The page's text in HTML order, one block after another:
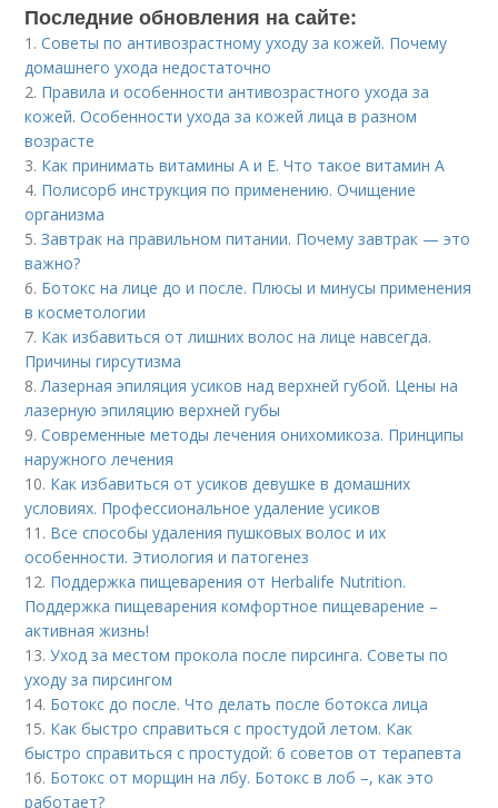
Последние обновления на сайте:
1.Советы по антивозрастному уходу за кожей. Почему
домашнего ухода недостаточно
2. Правила и особенности антивозрастного ухода за
кожей. Особенности ухода за кожей лица в разном
возрасте
3. Как принимать витамины А и Е. Что такое витамин А
4. Полисорб инструкция по применению. Очищение
организма
5.Завтрак на правильном питании. Почему завтрак — это
важно?
6. Ботокс на лице до и после. Плюсы и минусы применения
в косметологии
7. Как избавиться от лишних волос на лице навсегда.
Причины гирсутизма
8.Лазерная эпиляция усиков над верхней губой. Цены на
лазерную эпиляцию верхней губы
9.Современные методы лечения онихомикоза. Принципы
наружного лечения
10. Как избавиться от усиков девушке в домашних
условиях. Профессиональное удаление усиков
11. Все способы удаления пушковых волос и их
особенности. Этиология и патогенез
12. Поддержка пищеварения от Herbalife Nutrition.
Поддержка пищеварения комфортное пищеварение –
активная жизнь!
13.Уход за местом прокола после пирсинга. Советы по
уходу за пирсингом
14. Ботокс до после. Что делать после ботокса лица
15. Как быстро справиться с простудой летом. Как
быстро справиться с простудой: 6 советов от терапевта
16. Ботокс от морщин на лбу. Ботокс в лоб –, как это
работает?